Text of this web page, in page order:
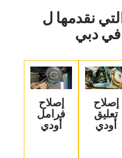
نقدمها ل‏
‏في دبي‏
‏إصلاح
تعليق
أودي‏
‏إصلاح
فرامل
أودي‏